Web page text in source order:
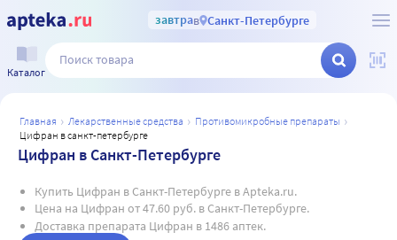
завтрав Санкт-Петербурге
Каталог
главная лекарственные средства
противомикробные препараты
цифран в санкт-петербурге
Цифран в Санкт-Петербурге
Купить Цифран в Санкт-Петербурге в Apteka.ru.
Цена на Цифран от 47.60 руб. в Санкт-Петербурге.
Доставка препарата Цифран в 1486 аптек.